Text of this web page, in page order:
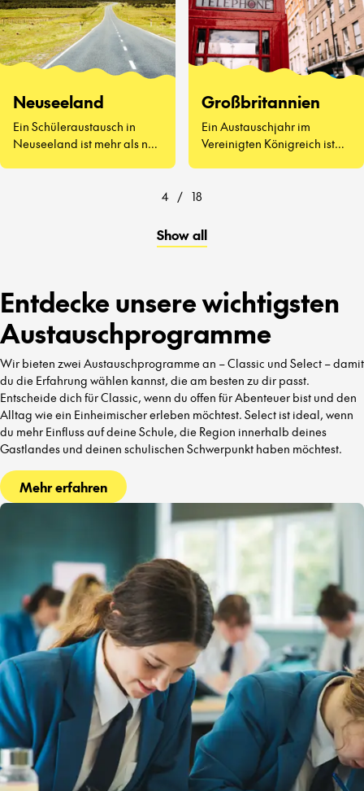
Neuseeland
Ein Schüleraustausch in
Neuseeland ist mehr als nur
Großbritannien
Ein Austauschjahr im
Vereinigten Königreich ist
4 / 18
Show all
Entdecke unsere wichtigsten
Austauschprogramme
Wir bieten zwei Austauschprogramme an – Classic und Select – damit
du die Erfahrung wählen kannst, die am besten zu dir passt.
Entscheide dich für Classic, wenn du offen für Abenteuer bist und den
Alltag wie ein Einheimischer erleben möchtest. Select ist ideal, wenn
du mehr Einfluss auf deine Schule, die Region innerhalb deines
Gastlandes und deinen schulischen Schwerpunkt haben möchtest.
Mehr erfahren